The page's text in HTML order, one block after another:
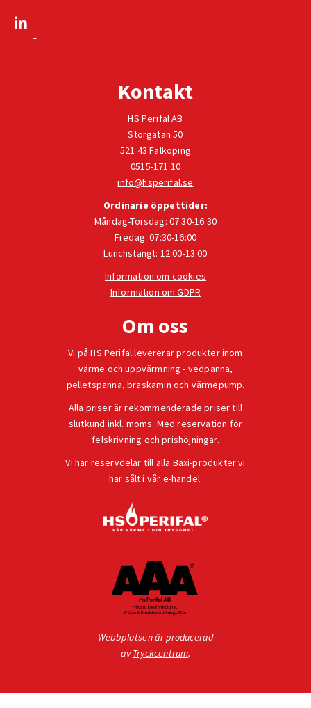
Kontakt
HS Perifal AB
Storgatan 50
521 43 Falköping
0515-171 10
info@hsperifal.se
Ordinarie öppettider:
Måndag-Torsdag: 07:30-16:30
Fredag: 07:30-16:00
Lunchstängt: 12:00-13:00
Information om cookies
Information om GDPR
Om oss
Vi på HS Perifal levererar produkter inom
värme och uppvärmning - vedpanna,
pelletspanna,braskamin och värmepump.
Alla priser är rekommenderade priser till
slutkund inkl. moms. Med reservation för
felskrivning och prishöjningar.
Vi har reservdelar till alla Baxi-produkter vi
har sålt i vår e-handel.
Webbplatsen är producerad
avTryckcentrum.